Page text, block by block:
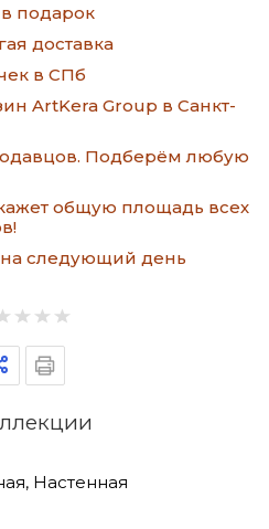
подарок
доставка
в СПб
ArtKera Group в Санкт-
Подберём любую
общую площадь всех
на следующий день
Настенная